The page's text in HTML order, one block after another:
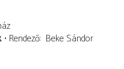
Rendező Beke Sándor